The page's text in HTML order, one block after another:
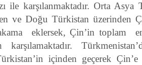
ile karşılanmaktadır. Orta
ve Doğu Türkistan üzerinden
eklersek, Çin’in toplam
içinden geçerek